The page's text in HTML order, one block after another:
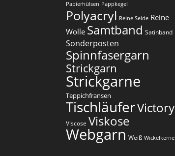
Papierhülsen Pappkegel
Polyacryl Reine Seide Reine
Wolle Samtband Satinband
Sonderposten
Spinnfasergarn
Strickgarn
Strickgarne
Teppichfransen
TischläuferVictory
Viscose Viskose
Webgarn Weiß Wickelkerne